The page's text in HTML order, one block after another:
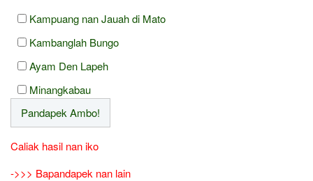
Kampuang nan Jauah di Mato
Kambanglah Bungo
Ayam Den Lapeh
Minangkabau
Caliak hasil nan iko
->>> Bapandapek nan lain